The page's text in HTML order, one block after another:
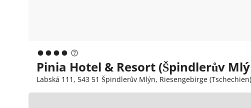
Pinia Hotel & Resort (Špindlerův
Labská 111, 543 51 Špindlerův Mlýn, Riesengebirge